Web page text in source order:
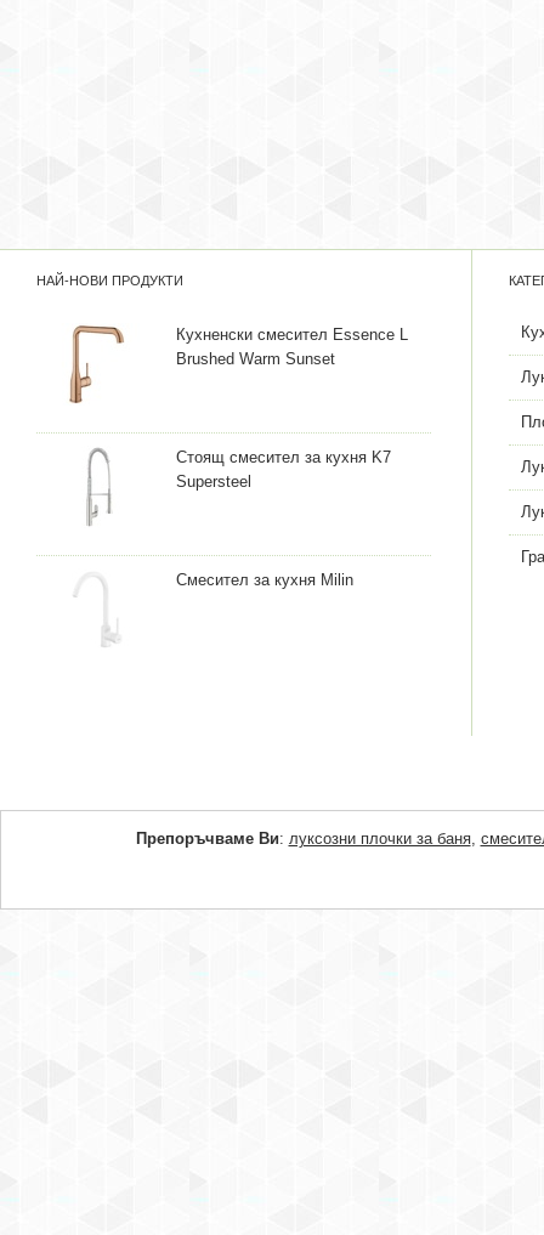
НАЙ-НОВИ ПРОДУКТИ
Кухненски смесител Essence L
Brushed Warm Sunset
Стоящ смесител за кухня K7
Supersteel
Смесител за кухня Milin
Препоръчваме Ви: луксозни плочки за баня,